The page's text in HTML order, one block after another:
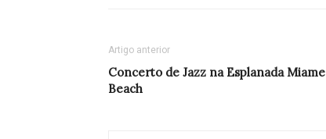
Artigo anterior
Concerto de Jazz na Esplanada Miame
Beach